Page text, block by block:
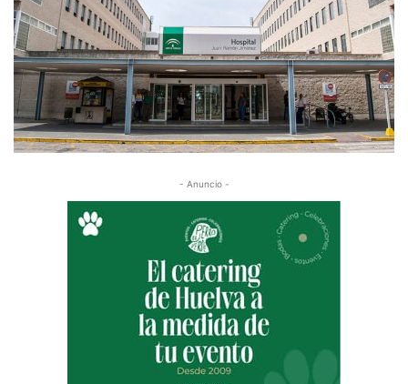
- Anuncio -